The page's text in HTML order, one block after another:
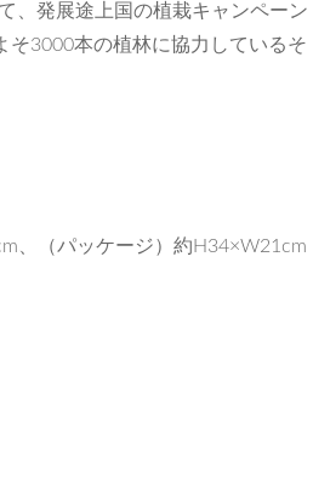
、発展途上国の植栽キャンペーン
そ3000本の植林に協力しているそ
、（パッケージ）約H34×W21cm